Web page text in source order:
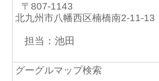
〒807-1143
北九州市八幡西区楠橋南2-11-13
担当：池田
グーグルマップ検索